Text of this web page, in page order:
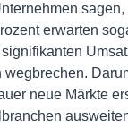
erwarten
neue Märkte